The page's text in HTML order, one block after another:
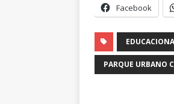
Facebook
PARQUE URBANO